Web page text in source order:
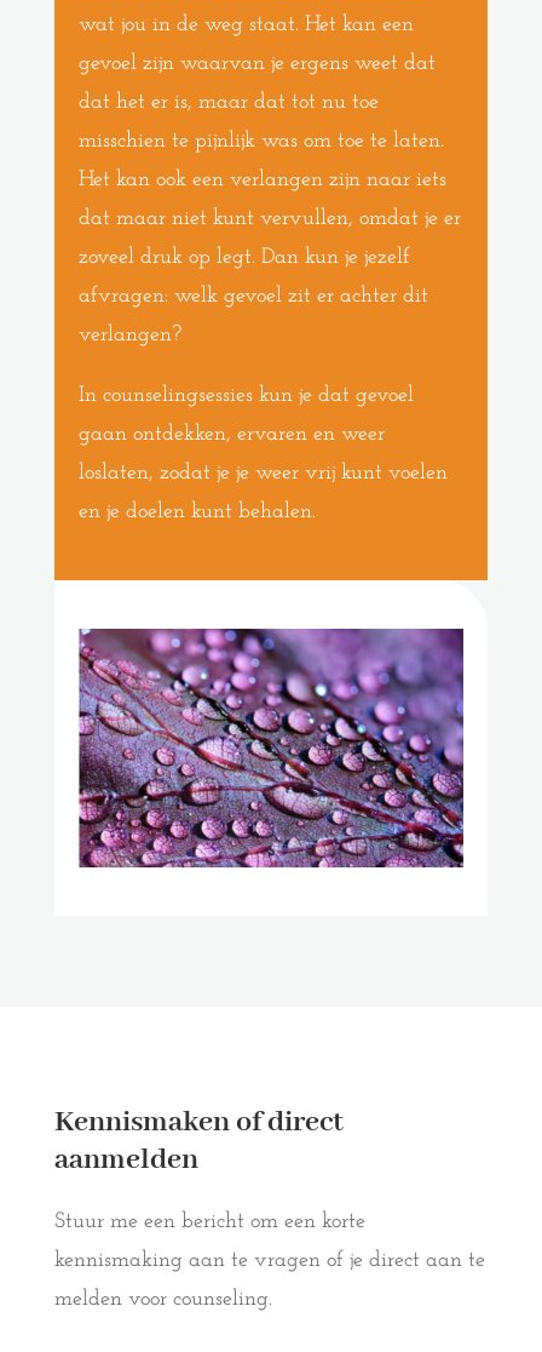
wat jou in de weg staat. Het kan een
gevoel zijn waarvan je ergens weet dat
dat het er is, maar dat tot nu toe
misschien te pijnlijk was om toe te laten.
Het kan ook een verlangen zijn naar iets
dat maar niet kunt vervullen, omdat je er
zoveel druk op legt. Dan kun je jezelf
afvragen: welk gevoel zit er achter dit
verlangen?
In counselingsessies kun je dat gevoel
gaan ontdekken, ervaren en weer
loslaten, zodat je je weer vrij kunt voelen
en je doelen kunt behalen.
Kennismaken of direct
aanmelden
Stuur me een bericht om een korte
kennismaking aan te vragen of je direct aan te
melden voor counseling.